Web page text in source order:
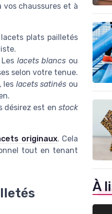
chaussures et à
plats pailletés
lacets blancs ou
selon votre tenue.
les lacets satinés ou
désirez est enstock
originaux. Cela
tout en tenant
À